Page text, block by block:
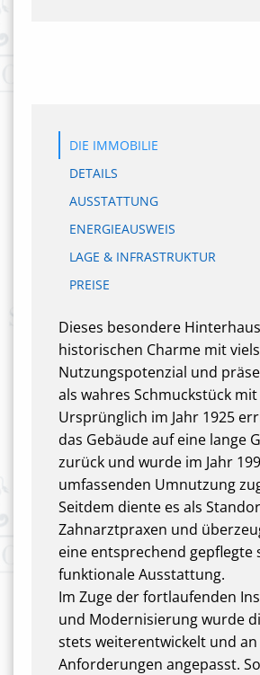
DIE IMMOBILIE
DETAILS
AUSSTATTUNG
ENERGIEAUSWEIS
LAGE & INFRASTRUKTUR
PREISE
Dieses besondere
historischen Charme mit
Nutzungspotenzial und
als wahres Schmuckstück
Ursprünglich im Jahr 1925
das Gebäude auf eine lange
zurück und wurde im Jahr
umfassenden Umnutzung
Seitdem diente es als
Zahnarztpraxen und
eine entsprechend gepflegte
funktionale Ausstattung.
Im Zuge der fortlaufenden
und Modernisierung wurde
stets weiterentwickelt und
Anforderungen angepasst.